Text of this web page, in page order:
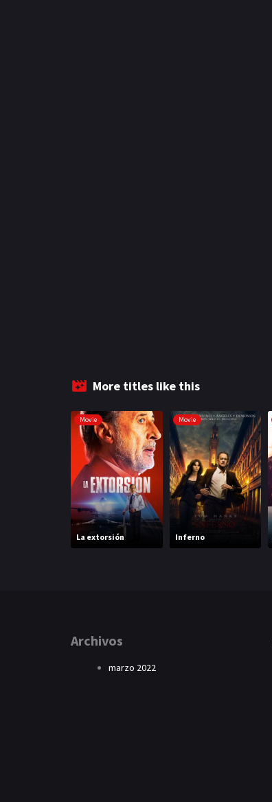
More titles like this
Movie
La extorsión
Movie
Inferno
Archivos
marzo 2022